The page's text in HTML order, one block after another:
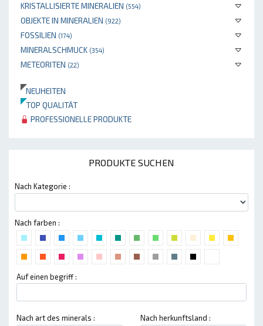
KRISTALLISIERTE MINERALIEN (554)
OBJEKTE IN MINERALIEN (922)
FOSSILIEN (174)
MINERALSCHMUCK (354)
METEORITEN (22)
NEUHEITEN
TOP QUALITÄT
PROFESSIONELLE PRODUKTE
PRODUKTE SUCHEN
Nach Kategorie :
Nach farben :
Auf einen begriff :
Nach art des minerals : Nach herkunftsland :